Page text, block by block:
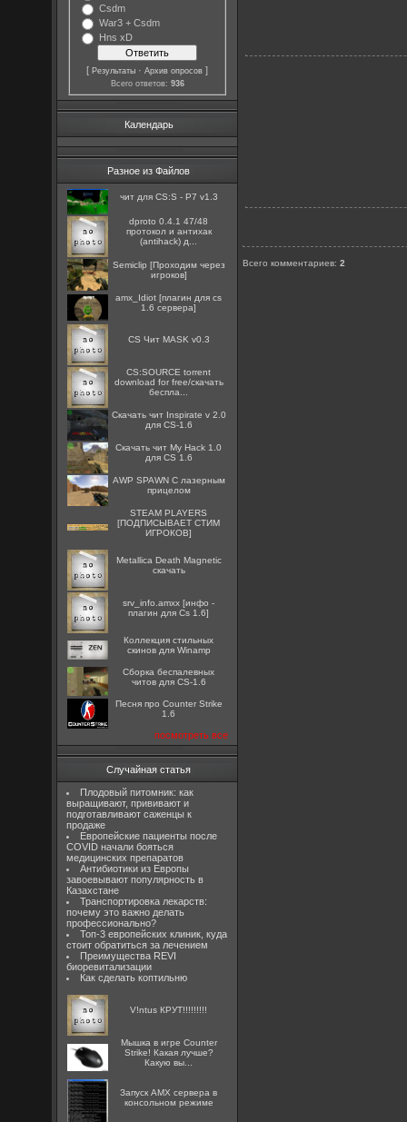
Csdm
War3 + Csdm
Hns xD
[Результаты ·Архив опросов ]
Всего ответов: 936
Календарь
Разное из Файлов
чит для CS:S - P7 v1.3
dproto 0.4.1 47/48
протокол и антихак
(antihack) д...
Semiclip [Проходим через
игроков]
amx_Idiot [плагин для cs
1.6 сервера]
CS Чит MASK v0.3
CS:SOURCE torrent
download for free/скачать
беспла...
Скачать чит Inspirate v 2.0
для CS-1.6
Скачать чит My Hack 1.0
для CS 1.6
AWP SPAWN С лазерным
прицелом
STEAM PLAYERS
[ПОДПИСЫВАЕТ СТИМ
ИГРОКОВ]
Metallica Death Magnetic
скачать
srv_info.amxx [инфо -
плагин для Cs 1.6]
Коллекция стильных
скинов для Winamp
Сборка беспалевных
читов для CS-1.6
Песня про Counter Strike
1.6
посмотреть все
Случайная статья
Плодовый питомник: как
выращивают, прививают и
подготавливают саженцы к
продаже
Европейские пациенты после
COVID начали бояться
медицинских препаратов
Антибиотики из Европы
завоевывают популярность в
Казахстане
Транспортировка лекарств:
почему это важно делать
профессионально?
Топ-3 европейских клиник, куда
стоит обратиться за лечением
Преимущества REVI
биоревитализации
Как сделать коптильню
V!ntus КРУТ!!!!!!!!!
Мышка в игре Counter
Strike! Какая лучше?
Какую вы...
Запуск AMX сервера в
консольном режиме
Всего комментариев:2